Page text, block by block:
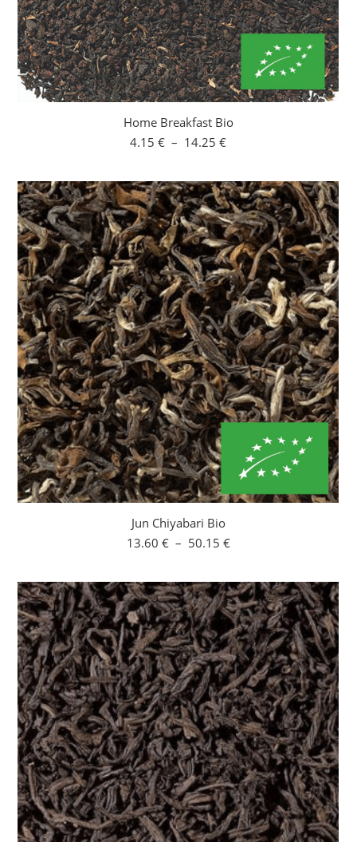
Home Breakfast Bio
4.15 € – 14.25 €Plage
4.15 €
à
14.25 €
Jun Chiyabari Bio
13.60 € – 50.15 €Plage
13.60 €
à
50.15 €